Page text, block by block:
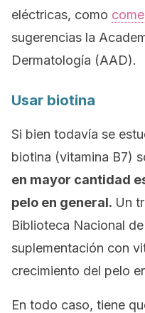
eléctricas, como
sugerencias la
Dermatología (AAD).
Usar biotina
Si bien todavía se
biotina (vitamina B7)
en mayor cantidad
pelo en general. Un
Biblioteca Nacional
suplementación con
crecimiento del pelo
En todo caso, tiene